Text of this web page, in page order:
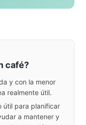
café?
y con la menor
realmente útil.
útil para planificar
a mantener y